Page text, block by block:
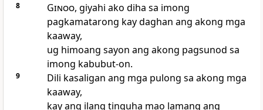
8 Ginoo, giyahi ako diha sa imong
pagkamatarong kay daghan ang akong mga
kaaway,
ug himoang sayon ang akong pagsunod sa
imong kabubut-on.
9
Dili kasaligan ang mga pulong sa akong mga
kaaway,
kay ang ilang tinguha mao lamang ang